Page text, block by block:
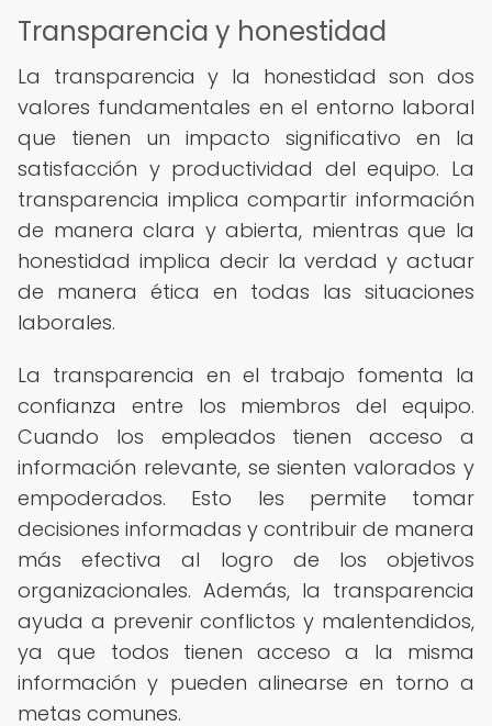
Transparencia y honestidad
La transparencia y la honestidad son dos
valores fundamentales en el entorno laboral
que tienen un impacto significativo en la
satisfacción y productividad del equipo. La
transparencia implica compartir información
de manera clara y abierta, mientras que la
honestidad implica decir la verdad y actuar
de manera ética en todas las situaciones
laborales.
La transparencia en el trabajo fomenta la
confianza entre los miembros del equipo.
Cuando los empleados tienen acceso a
información relevante, se sienten valorados y
empoderados. Esto les permite tomar
decisiones informadas y contribuir de manera
más efectiva al logro de los objetivos
organizacionales. Además, la transparencia
ayuda a prevenir conflictos y malentendidos,
ya que todos tienen acceso a la misma
información y pueden alinearse en torno a
metas comunes.